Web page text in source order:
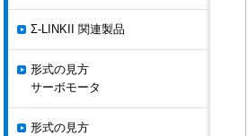
Σ-LINKII 関連製品
形式の見方
サーボモータ
形式の見方